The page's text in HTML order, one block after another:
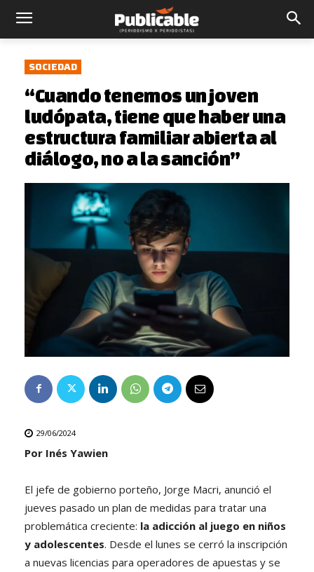
SOCIEDAD
“Cuando tenemos un joven
ludópata, tiene que haber una
estructura familiar abierta al
diálogo, no a la sanción”
29/06/2024
Por Inés Yawien
El jefe de gobierno porteño, Jorge Macri, anunció el
jueves pasado un plan de medidas para tratar una
problemática creciente: la adicción al juego en niños
y adolescentes. Desde el lunes se cerró la inscripción
a nuevas licencias para operadores de apuestas y se